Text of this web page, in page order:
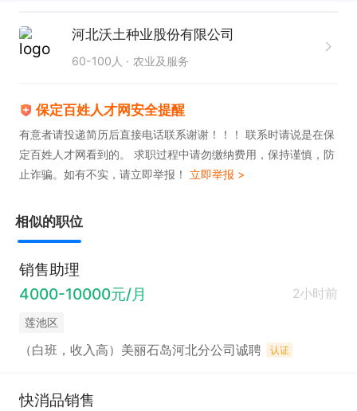
河北沃土种业股份有限公司
60-100人 农业及服务
保定百姓人才网安全提醒
有意者请投递简历后直接电话联系谢谢！！！ 联系时请说是在保
定百姓人才网看到的。 求职过程中请勿缴纳费用，保持谨慎，防
止诈骗。如有不实，请立即举报！ 立即举报 >
相似的职位
销售助理
4000-10000元/月
2小时前
莲池区
（白班，收入高）美丽石岛河北分公司诚聘 认证
快消品销售